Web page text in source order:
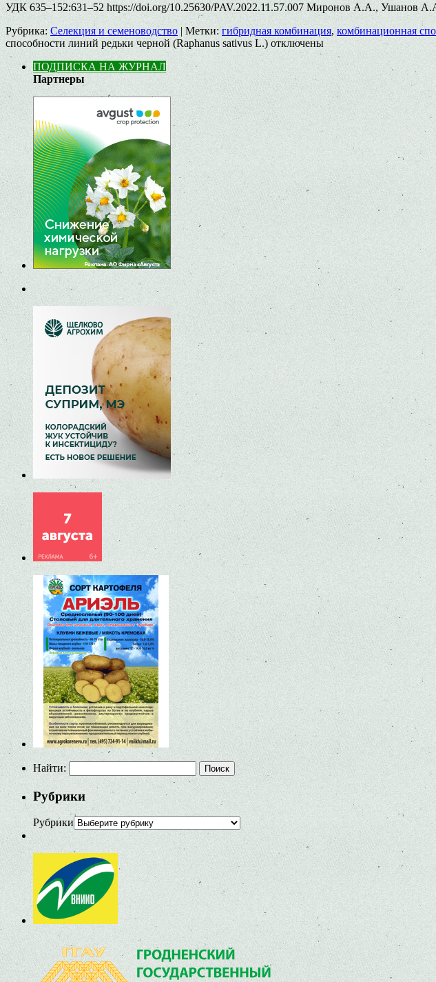
УДК 635–152:631–52 https://doi.org/10.25630/PAV.2022.11.57.007 Миронов А.А., Ушанов
Рубрика: Селекция и семеноводство | Метки: гибридная комбинация, комбинационная
способности линий редьки черной (Raphanus sativus L.) отключены
ПОДПИСКА НА ЖУРНАЛ
Партнеры
Найти:
Рубрики
Рубрики